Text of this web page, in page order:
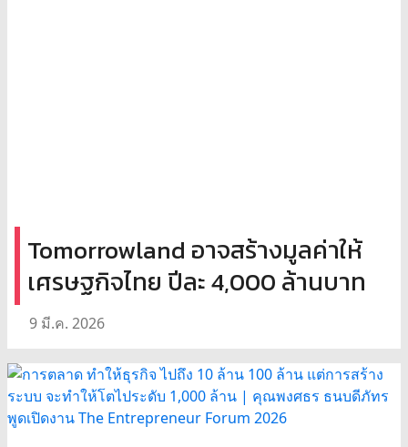
Tomorrowland อาจสร้างมูลค่าให้
เศรษฐกิจไทย ปีละ 4,000 ล้านบาท
9 มี.ค. 2026